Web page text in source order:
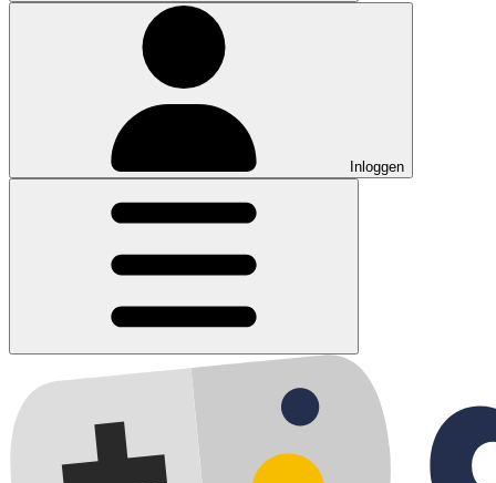
Inloggen